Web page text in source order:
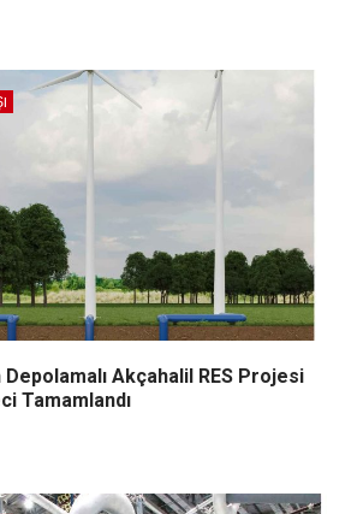
Depolamalı Akçahalil RES Projesi
Tamamlandı